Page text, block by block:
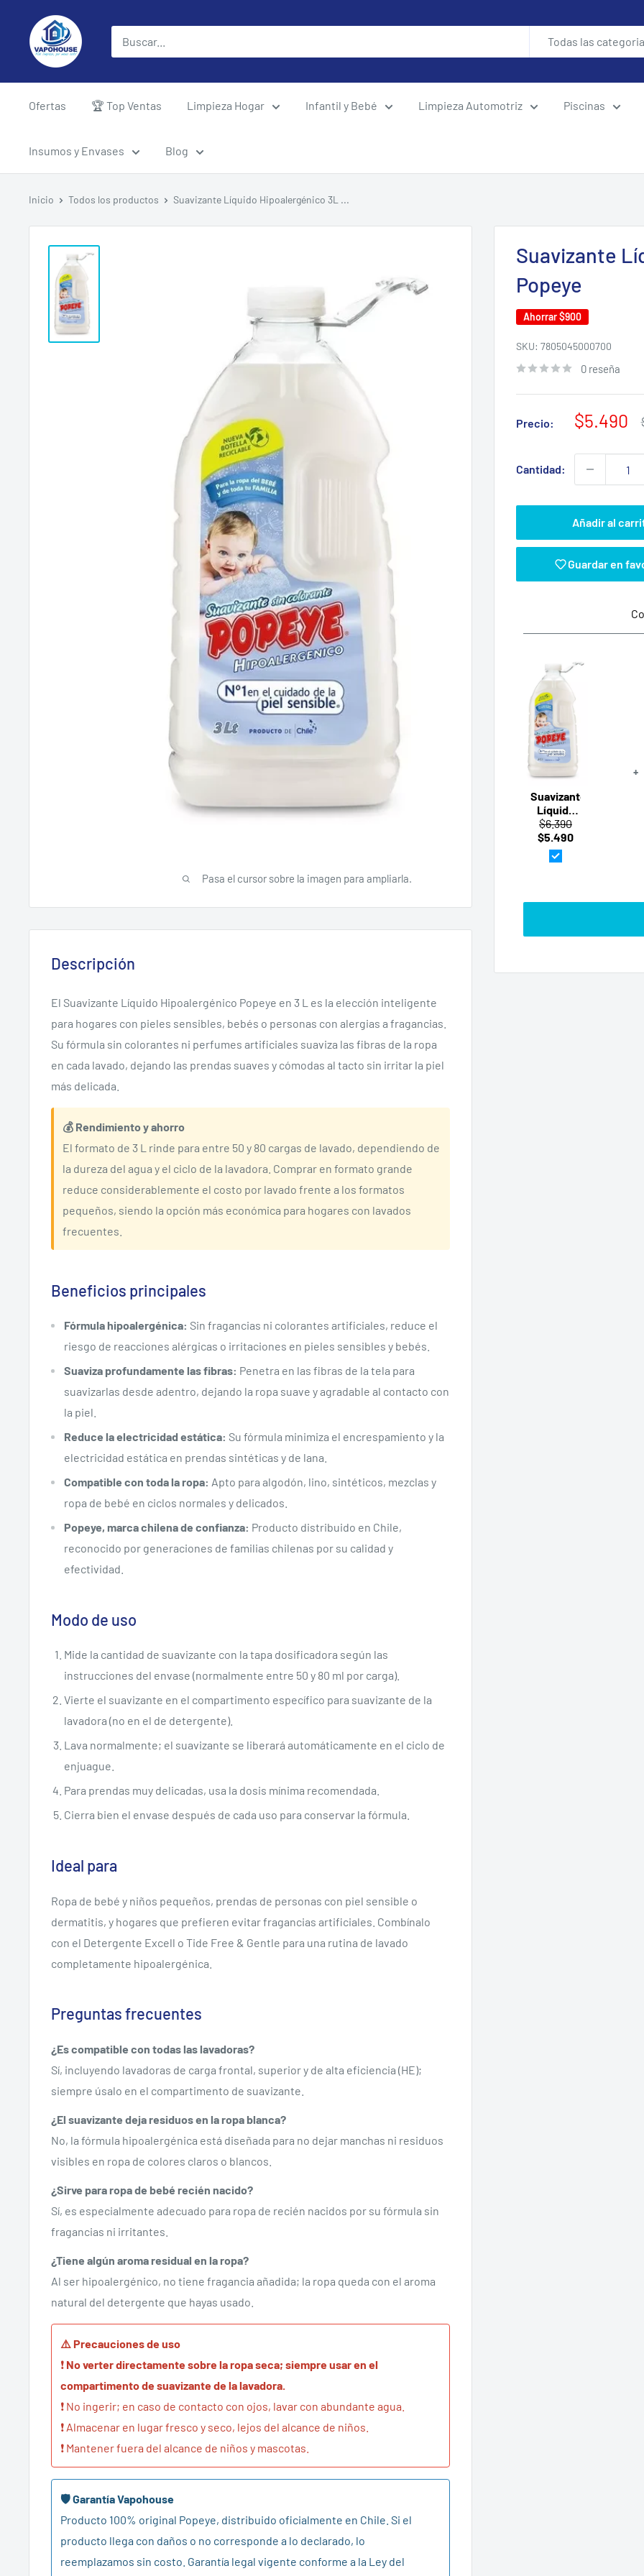
directamente
contenido
vapohouse
Todas las
Ofertas 🏆 Top Ventas Limpieza Hogar Infantil y Bebé Limpieza Automotriz Piscinas
Insumos y Envases Blog
Inicio Todos los productos Suavizante Líquido Hipoalergénico 3L ...
Pasa el cursor sobre la imagen para ampliarla.
Suavizante
Popeye
Ahorrar$900
SKU: 7805045000700
0 reseña
Precio:
Precio
venta
$5.490
Cantidad:
Añadir al
Guardar en
Suavizante
Líquido
Hipoalergénico
3L ·
Popeye
$6.390
$5.490
+
Descripción
El Suavizante Líquido Hipoalergénico Popeye en 3 L es la elección inteligente
para hogares con pieles sensibles, bebés o personas con alergias a fragancias.
Su fórmula sin colorantes ni perfumes artificiales suaviza las fibras de la ropa
en cada lavado, dejando las prendas suaves y cómodas al tacto sin irritar la piel
más delicada.
💰 Rendimiento y ahorro
El formato de 3 L rinde para entre 50 y 80 cargas de lavado, dependiendo de
la dureza del agua y el ciclo de la lavadora. Comprar en formato grande
reduce considerablemente el costo por lavado frente a los formatos
pequeños, siendo la opción más económica para hogares con lavados
frecuentes.
Beneficios principales
Fórmula hipoalergénica: Sin fragancias ni colorantes artificiales, reduce el
riesgo de reacciones alérgicas o irritaciones en pieles sensibles y bebés.
Suaviza profundamente las fibras: Penetra en las fibras de la tela para
suavizarlas desde adentro, dejando la ropa suave y agradable al contacto con
la piel.
Reduce la electricidad estática: Su fórmula minimiza el encrespamiento y la
electricidad estática en prendas sintéticas y de lana.
Compatible con toda la ropa: Apto para algodón, lino, sintéticos, mezclas y
ropa de bebé en ciclos normales y delicados.
Popeye, marca chilena de confianza: Producto distribuido en Chile,
reconocido por generaciones de familias chilenas por su calidad y
efectividad.
Modo de uso
Mide la cantidad de suavizante con la tapa dosificadora según las
instrucciones del envase (normalmente entre 50 y 80 ml por carga).
Vierte el suavizante en el compartimento específico para suavizante de la
lavadora (no en el de detergente).
Lava normalmente; el suavizante se liberará automáticamente en el ciclo de
enjuague.
Para prendas muy delicadas, usa la dosis mínima recomendada.
Cierra bien el envase después de cada uso para conservar la fórmula.
Ideal para
Ropa de bebé y niños pequeños, prendas de personas con piel sensible o
dermatitis, y hogares que prefieren evitar fragancias artificiales. Combínalo
con el Detergente Excell o Tide Free & Gentle para una rutina de lavado
completamente hipoalergénica.
Preguntas frecuentes
¿Es compatible con todas las lavadoras?
Sí, incluyendo lavadoras de carga frontal, superior y de alta eficiencia (HE);
siempre úsalo en el compartimento de suavizante.
¿El suavizante deja residuos en la ropa blanca?
No, la fórmula hipoalergénica está diseñada para no dejar manchas ni residuos
visibles en ropa de colores claros o blancos.
¿Sirve para ropa de bebé recién nacido?
Sí, es especialmente adecuado para ropa de recién nacidos por su fórmula sin
fragancias ni irritantes.
¿Tiene algún aroma residual en la ropa?
Al ser hipoalergénico, no tiene fragancia añadida; la ropa queda con el aroma
natural del detergente que hayas usado.
⚠️ Precauciones de uso
❗ No verter directamente sobre la ropa seca; siempre usar en el
compartimento de suavizante de la lavadora.
❗ No ingerir; en caso de contacto con ojos, lavar con abundante agua.
❗ Almacenar en lugar fresco y seco, lejos del alcance de niños.
❗ Mantener fuera del alcance de niños y mascotas.
🛡️ Garantía Vapohouse
Producto 100% original Popeye, distribuido oficialmente en Chile. Si el
producto llega con daños o no corresponde a lo declarado, lo
reemplazamos sin costo. Garantía legal vigente conforme a la Ley del
Se requiere iniciar sesión
Inicie sesión en su cuenta para agregar productos a su lista de